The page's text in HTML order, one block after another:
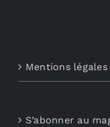
Mentions légales
S’abonner au